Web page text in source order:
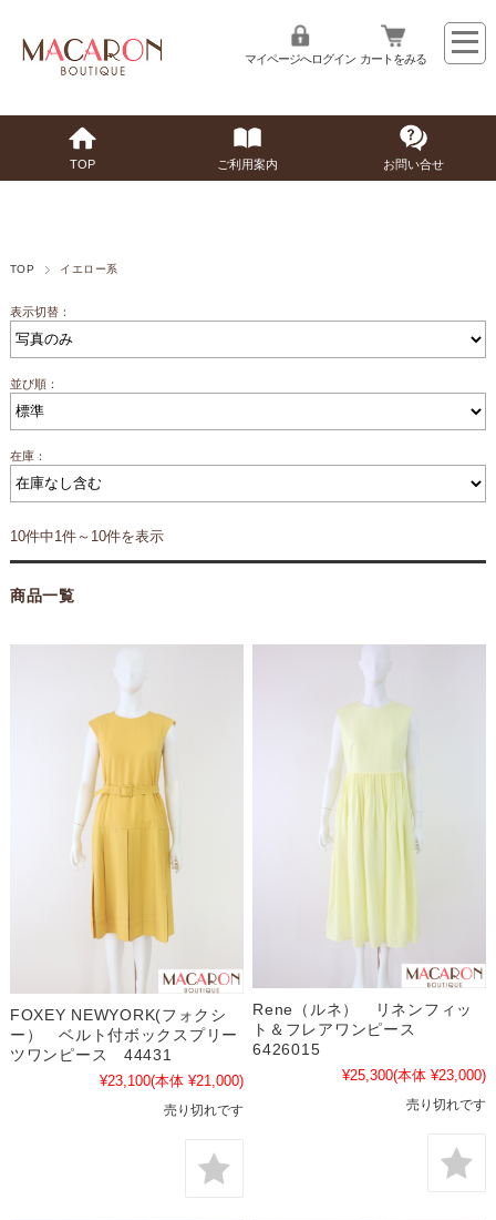
マイページへログイン カートをみる
TOP ご利用案内 お問い合せ
TOP イエロー系
表示切替：
並び順：
在庫：
10件中1件～10件を表示
商品一覧
FOXEY NEWYORK(フォクシ
ー） ベルト付ボックスプリー
ツワンピース 44431
¥23,100(本体 ¥21,000)
売り切れです
Rene（ルネ） リネンフィッ
ト＆フレアワンピース
6426015
¥25,300(本体 ¥23,000)
売り切れです